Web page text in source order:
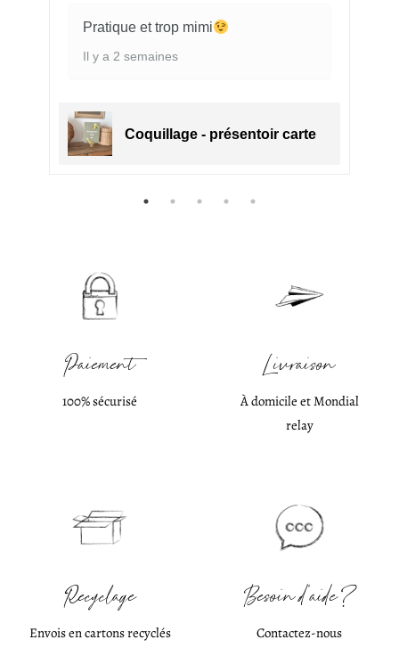
Pratique et trop mimi
Il y a 2 semaines
Coquillage - présentoir carte
Paiement
100% sécurisé
Livraison
À domicile et Mondial
relay
Recyclage
Envois en cartons recyclés
Besoin d'aide ?
Contactez-nous